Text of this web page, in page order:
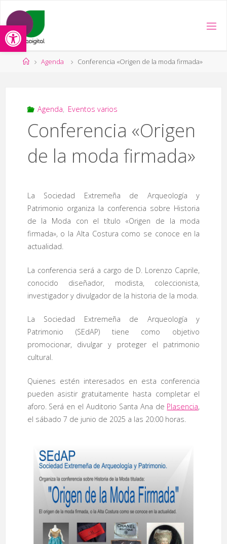
Abrir barra de herramientas
contenido
PáginaAgenda Conferencia «Origen de la moda firmada»
Agenda, Eventos varios
Conferencia «Origen
de la moda firmada»
La Sociedad Extremeña de Arqueología y
Patrimonio organiza la conferencia sobre Historia
de la Moda con el título «Origen de la moda
firmada», o la Alta Costura como se conoce en la
actualidad.
La conferencia será a cargo de D. Lorenzo Caprile,
conocido diseñador, modista, coleccionista,
investigador y divulgador de la historia de la moda.
La Sociedad Extremeña de Arqueología y
Patrimonio (SEdAP) tiene como objetivo
promocionar, divulgar y proteger el patrimonio
cultural.
Quienes estén interesados en esta conferencia
pueden asistir gratuitamente hasta completar el
aforo. Será en el Auditorio Santa Ana de Plasencia,
el sábado 7 de junio de 2025 a las 20:00 horas.